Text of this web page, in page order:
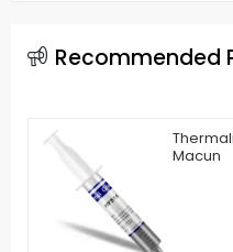
Recommended
Macun